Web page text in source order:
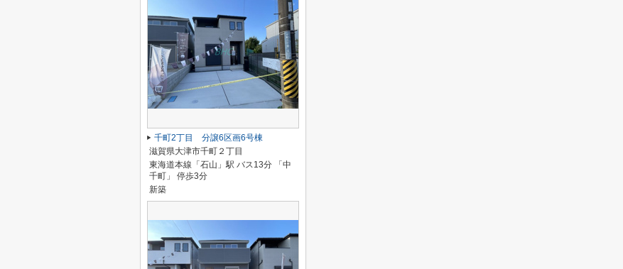
千町2丁目 分譲6区画6号棟
滋賀県大津市千町２丁目
東海道本線「石山」駅 バス13分 「中
千町」 停歩3分
新築